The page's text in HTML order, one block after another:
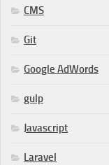
CMS
Git
Google AdWords
gulp
Javascript
Laravel